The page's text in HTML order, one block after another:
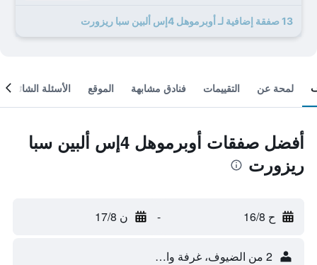
13 صفقة إضافية لـ أوبرموهل 4إس ألبين سبا ريزورت
لمحة عن التقييمات فنادق مشابهة الموقع الأسئلة الشائعة
أفضل صفقات أوبرموهل 4إس ألبين سبا
ريزورت
ح 16/8 - ن 17/8
2 من الضيوف، غرفة واحدة